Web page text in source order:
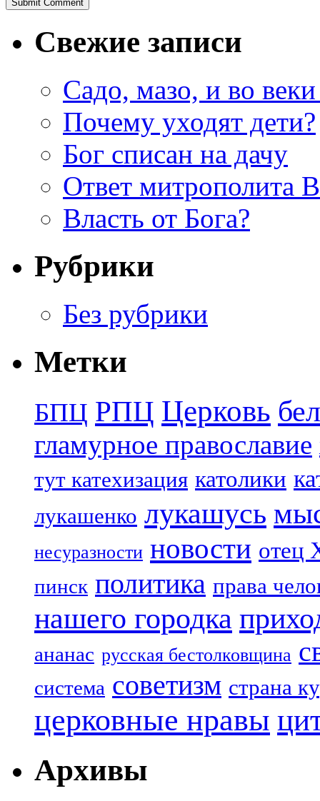
Свежие записи
Садо, мазо, и во веки
Почему уходят дети?
Бог списан на дачу
Ответ митрополита
Власть от Бога?
Рубрики
Без рубрики
Метки
БПЦ РПЦ Церковь
гламурное православие
тут катехизация католики
лукашенко лукашусь
несуразности новости отец
пинск политика права
нашего городка
ананас русская бестолковщина
система советизм страна
церковные нравы
Архивы